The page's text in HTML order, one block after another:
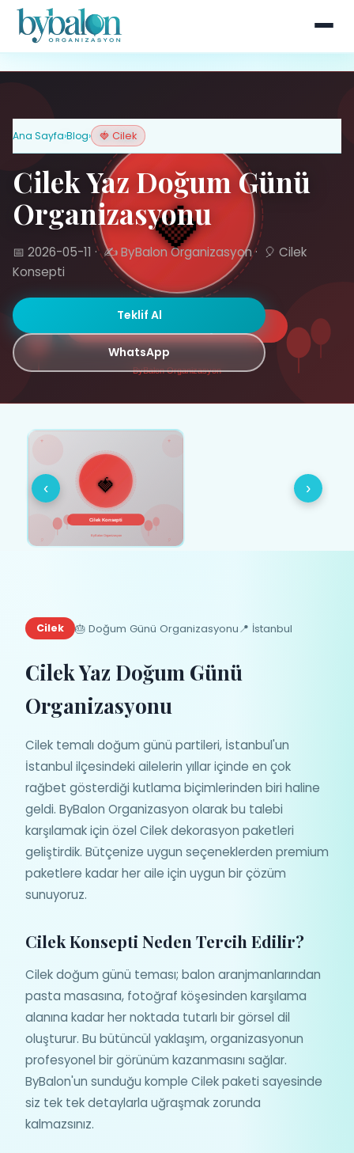
Ana Sayfa›Blog› 🍓 Cilek
Cilek Yaz Doğum Günü
Organizasyonu
📅 2026-05-11 ·✍️ ByBalon Organizasyon· 🎈 Cilek
Konsepti
Teklif Al
WhatsApp
‹ ›
Cilek 🎂 Doğum Günü Organizasyonu📍 İstanbul
Cilek Yaz Doğum Günü
Organizasyonu
Cilek temalı doğum günü partileri, İstanbul'un
İstanbul ilçesindeki ailelerin yıllar içinde en çok
rağbet gösterdiği kutlama biçimlerinden biri haline
geldi. ByBalon Organizasyon olarak bu talebi
karşılamak için özel Cilek dekorasyon paketleri
geliştirdik. Bütçenize uygun seçeneklerden premium
paketlere kadar her aile için uygun bir çözüm
sunuyoruz.
Cilek Konsepti Neden Tercih Edilir?
Cilek doğum günü teması; balon aranjmanlarından
pasta masasına, fotoğraf köşesinden karşılama
alanına kadar her noktada tutarlı bir görsel dil
oluşturur. Bu bütüncül yaklaşım, organizasyonun
profesyonel bir görünüm kazanmasını sağlar.
ByBalon'un sunduğu komple Cilek paketi sayesinde
siz tek tek detaylarla uğraşmak zorunda
kalmazsınız.